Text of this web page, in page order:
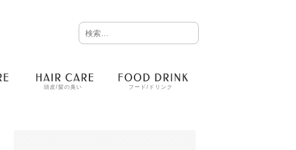
頭皮/髪の臭い フード/ドリンク